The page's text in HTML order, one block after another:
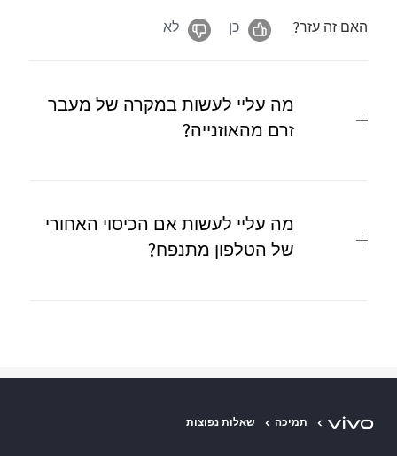
האם זה עזר? כן לא
מה עליי לעשות במקרה של מעבר
זרם מהאוזנייה?
מה עליי לעשות אם הכיסוי האחורי
של הטלפון מתנפח?
תמיכה שאלות נפוצות